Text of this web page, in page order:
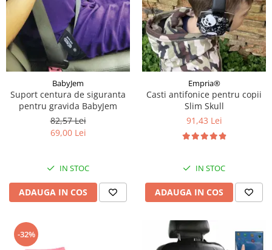
BabyJem
Suport centura de siguranta
pentru gravida BabyJem
82,57 Lei
69,00 Lei
IN STOC
ADAUGA IN COS
Empria®
Casti antifonice pentru copii
Slim Skull
91,43 Lei
IN STOC
ADAUGA IN COS
-32%